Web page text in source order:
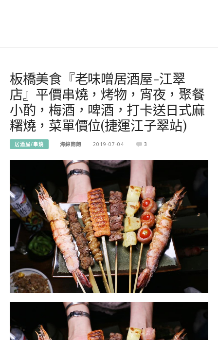
板橋美食『老味噌居酒屋-江翠
店』平價串燒，烤物，宵夜，聚餐
小酌，梅酒，啤酒，打卡送日式麻
糬燒，菜單價位(捷運江子翠站)
居酒屋/串燒 海綿飽飽 2019-07-04 3